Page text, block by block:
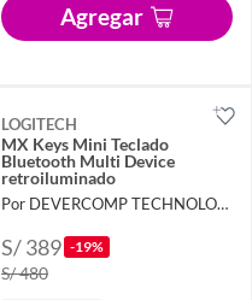
Agregar
LOGITECH
MX Keys Mini Teclado
Bluetooth Multi Device
retroiluminado
Por DEVERCOMP TECHNOLOGY
S/ 389 -19%
S/ 480